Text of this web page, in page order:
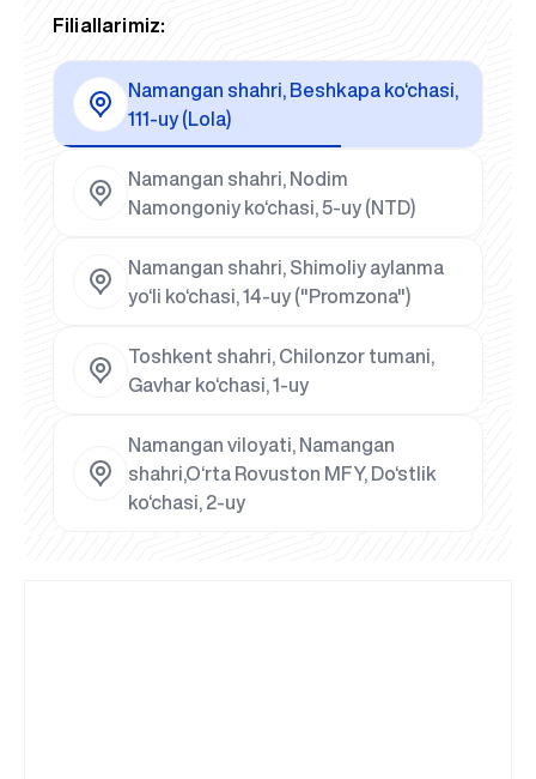
Filiallarimiz:
Namangan shahri, Beshkapa ko‘chasi,
111-uy (Lola)
Namangan shahri, Nodim
Namongoniy ko‘chasi, 5-uy (NTD)
Namangan shahri, Shimoliy aylanma
yo‘li ko‘chasi, 14-uy ("Promzona")
Toshkent shahri, Chilonzor tumani,
Gavhar ko‘chasi, 1-uy
Namangan viloyati, Namangan
shahri,O‘rta Rovuston MFY, Do‘stlik
ko‘chasi, 2-uy